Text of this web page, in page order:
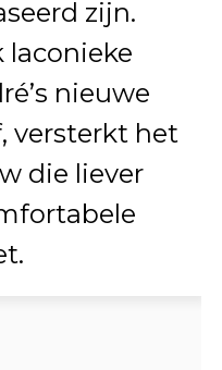
zijn.
laconieke
nieuwe
versterkt het
die liever